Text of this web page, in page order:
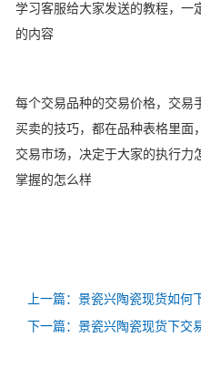
学习客服给大家发送的教程，一
的内容
每个交易品种的交易价格，交易
买卖的技巧，都在品种表格里面
交易市场，决定于大家的执行力
掌握的怎么样
上一篇：景瓷兴陶瓷现货如何
下一篇：景瓷兴陶瓷现货下交